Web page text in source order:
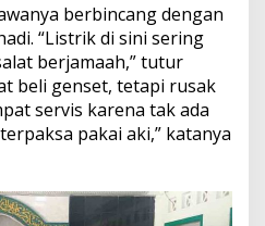
berbincang dengan
“Listrik di sini sering
berjamaah,” tutur
beli genset, tetapi rusak
servis karena tak ada
pakai aki,” katanya